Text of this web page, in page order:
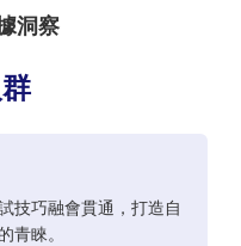
洞察
技巧融會貫通，打造自
青睞。